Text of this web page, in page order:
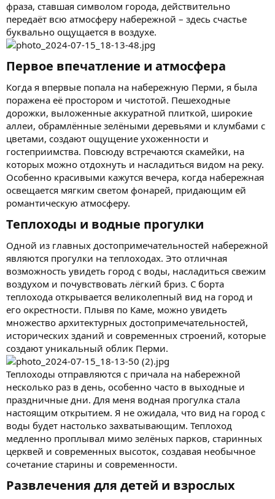
фраза, ставшая символом города, действительно
передаёт всю атмосферу набережной – здесь счастье
буквально ощущается в воздухе.
Первое впечатление и атмосфера​
Когда я впервые попала на набережную Перми, я была
поражена её простором и чистотой. Пешеходные
дорожки, выложенные аккуратной плиткой, широкие
аллеи, обрамлённые зелёными деревьями и клумбами с
цветами, создают ощущение ухоженности и
гостеприимства. Повсюду встречаются скамейки, на
которых можно отдохнуть и насладиться видом на реку.
Особенно красивыми кажутся вечера, когда набережная
освещается мягким светом фонарей, придающим ей
романтическую атмосферу.
Теплоходы и водные прогулки​
Одной из главных достопримечательностей набережной
являются прогулки на теплоходах. Это отличная
возможность увидеть город с воды, насладиться свежим
воздухом и почувствовать лёгкий бриз. С борта
теплохода открывается великолепный вид на город и
его окрестности. Плывя по Каме, можно увидеть
множество архитектурных достопримечательностей,
исторических зданий и современных строений, которые
создают уникальный облик Перми.
Теплоходы отправляются с причала на набережной
несколько раз в день, особенно часто в выходные и
праздничные дни. Для меня водная прогулка стала
настоящим открытием. Я не ожидала, что вид на город с
воды будет настолько захватывающим. Теплоход
медленно проплывал мимо зелёных парков, старинных
церквей и современных высоток, создавая необычное
сочетание старины и современности.
Развлечения для детей и взрослых​